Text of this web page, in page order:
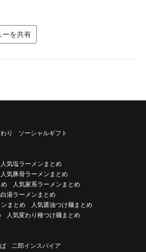
ーを共有
り ソーシャルギフト
人気塩ラーメンまとめ
人気豚骨ラーメンまとめ
人気家系ラーメンまとめ
湯ラーメンまとめ
まとめ
人気醤油つけ麺まとめ
人気変わり種つけ麺まとめ
二郎インスパイア